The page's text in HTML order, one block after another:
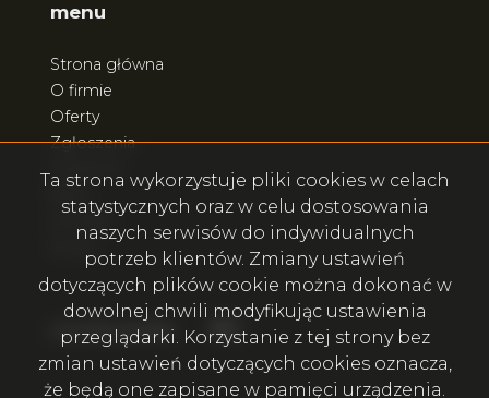
menu
Strona główna
O firmie
Oferty
Zgłoszenia
Kontakt
social.media Facebook
Facebook
Ta strona wykorzystuje pliki cookies w celach
statystycznych oraz w celu dostosowania
naszych serwisów do indywidualnych
potrzeb klientów. Zmiany ustawień
dotyczących plików cookie można dokonać w
dowolnej chwili modyfikując ustawienia
przeglądarki. Korzystanie z tej strony bez
zmian ustawień dotyczących cookies oznacza,
że będą one zapisane w pamięci urządzenia.